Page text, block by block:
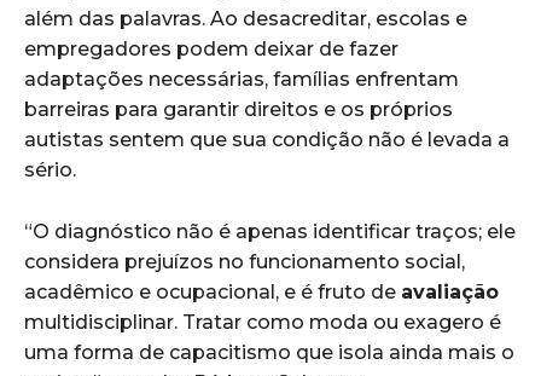
além das palavras. Ao desacreditar, escolas e
empregadores podem deixar de fazer
adaptações necessárias, famílias enfrentam
barreiras para garantir direitos e os próprios
autistas sentem que sua condição não é levada a
sério.
“O diagnóstico não é apenas identificar traços; ele
considera prejuízos no funcionamento social,
acadêmico e ocupacional, e é fruto de avaliação
multidisciplinar. Tratar como moda ou exagero é
uma forma de capacitismo que isola ainda mais o